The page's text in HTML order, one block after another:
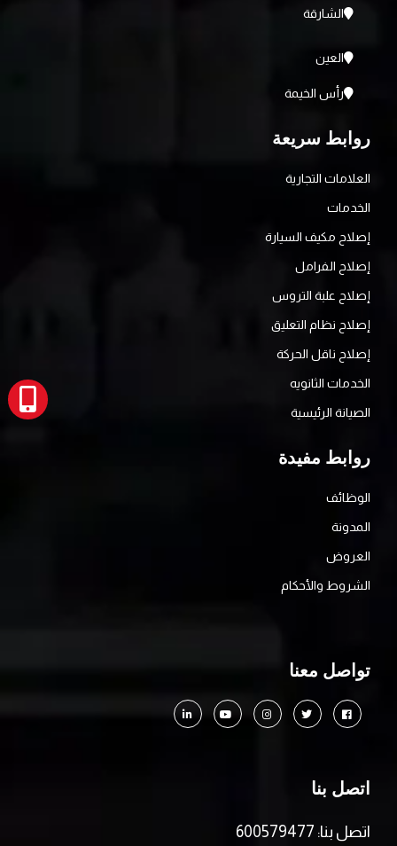
الشارقة
العين
رأس الخيمة
روابط سريعة
العلامات التجارية
الخدمات
إصلاح مكيف السيارة
إصلاح الفرامل
إصلاح علبة التروس
إصلاح نظام التعليق
إصلاح ناقل الحركة
الخدمات الثانويه
الصيانة الرئيسية
روابط مفيدة
الوظائف
المدونة
العروض
الشروط والأحكام
تواصل معنا
اتصل بنا
اتصل بنا: 600579477